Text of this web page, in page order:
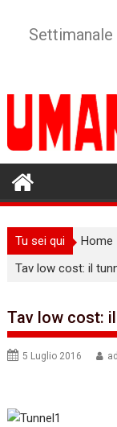
Tu sei qui Home
Tav low cost: il
Tav low cost:
5 Luglio 2016